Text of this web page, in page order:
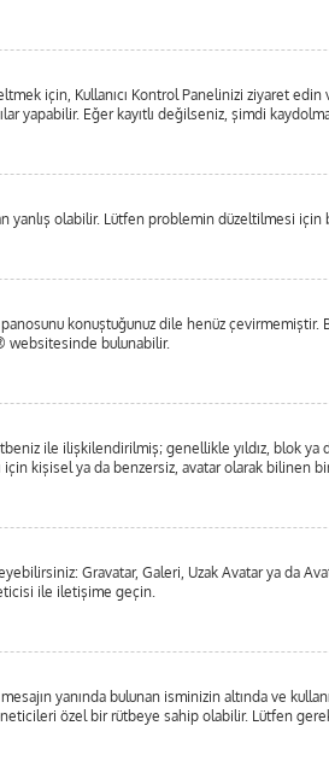
için, Kullanıcı Kontrol Panelinizi ziyaret
yapabilir. Eğer kayıtlı değilseniz, şimdi
yanlış olabilir. Lütfen problemin düzeltilmesi
konuştuğunuz dile henüz çevirmemiştir.
websitesinde bulunabilir.
ile ilişkilendirilmiş; genellikle yıldız, blok
kişisel ya da benzersiz, avatar olarak bilinen
Gravatar, Galeri, Uzak Avatar ya da
ile iletişime geçin.
yanında bulunan isminizin altında ve
özel bir rütbeye sahip olabilir. Lütfen